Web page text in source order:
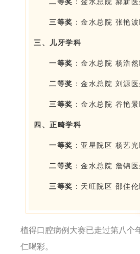
三等奖 ：金水总院 张艳
三、儿牙学科
一等奖 ：金水总院 杨浩
二等奖 ：金水总院 刘源医
三等奖 ：金水总院 谷艳
四、正畸学科
一等奖 ：亚星院区 杨艺
二等奖 ：金水总院 詹锦医
三等奖 ：天旺院区 邵佳
植得口腔病例大赛已走过第八个
仁喝彩。